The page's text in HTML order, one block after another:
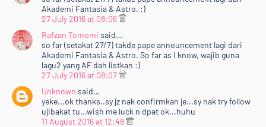
Akademi Fantasia & Astro. :)
27 July 2016 at 08:06
Rafzan Tomomi said…
so far (setakat 27/7) takde pape announcement lagi dari
Akademi Fantasia & Astro. So far as I know, wajib guna
lagu2 yang AF dah listkan :)
27 July 2016 at 08:07
Unknown said…
yeke...ok thanks..sy jz nak confirmkan je...sy nak try follow
ujibakat tu...wish me luck n dpat ok...huhu
11 August 2016 at 12:48